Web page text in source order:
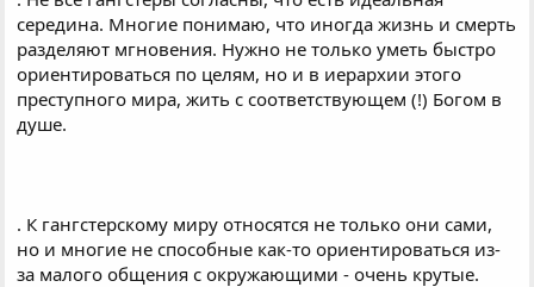
середина. Многие понимаю, что иногда жизнь и смерть
разделяют мгновения. Нужно не только уметь быстро
ориентироваться по целям, но и в иерархии этого
преступного мира, жить с соответствующем (!) Богом в
душе.
. К гангстерскому миру относятся не только они сами,
но и многие не способные как-то ориентироваться из-
за малого общения с окружающими - очень крутые.